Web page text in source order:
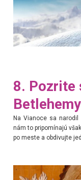
8. Pozrite
Betlehemy
Na Vianoce sa
nám to pripomínajú
po meste a obdivujte